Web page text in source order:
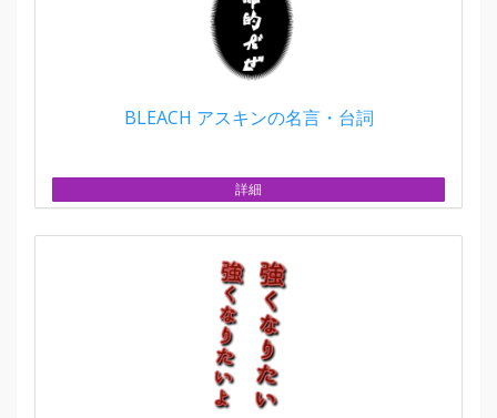
BLEACH アスキンの名言・台詞
詳細